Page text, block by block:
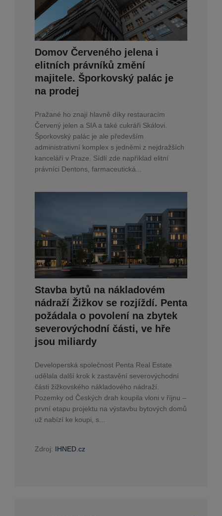
Domov Červeného jelena i
elitních právníků změní
majitele. Šporkovský palác je
na prodej
Pražané ho znají hlavně díky restauracím
Červený jelen a SIA a také cukráři Skálovi.
Šporkovský palác je ale především
administrativní komplex s jedněmi z nejdražších
kanceláří v Praze. Sídlí zde například elitní
právníci Dentons, farmaceutická...
Stavba bytů na nákladovém
nádraží Žižkov se rozjíždí. Penta
požádala o povolení na zbytek
severovýchodní části, ve hře
jsou miliardy
Developerská společnost Penta Real Estate
udělala další krok k zastavění severovýchodní
části žižkovského nákladového nádraží.
Pozemky od Českých drah koupila vloni v říjnu –
první etapu projektu na výstavbu bytových domů
už nabízí ke koupi, s...
Zdroj: IHNED.cz